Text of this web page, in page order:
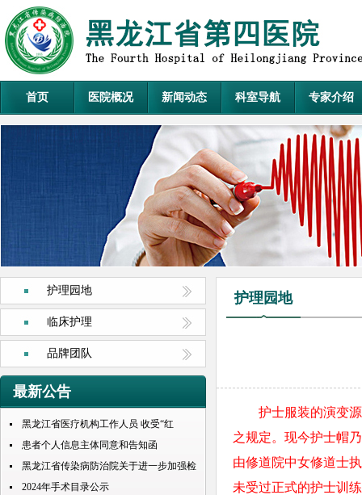
首页 医院概况 新闻动态 科室导航 专家介绍
护理园地
临床护理
品牌团队
最新公告
黑龙江省医疗机构工作人员 收受“红
包”处理规定
患者个人信息主体同意和告知函
黑龙江省传染病防治院关于进一步加强检
查检验结果互认项目的公示
2024年手术目录公示
护理园地
护士服装的演变源
之规定。现今护士帽
由修道院中女修道士
未受过正式的护士训